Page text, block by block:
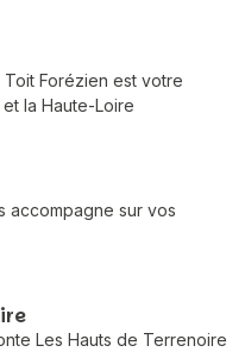
Forézien est votre
la Haute-Loire
accompagne sur vos
Les Hauts de Terrenoire